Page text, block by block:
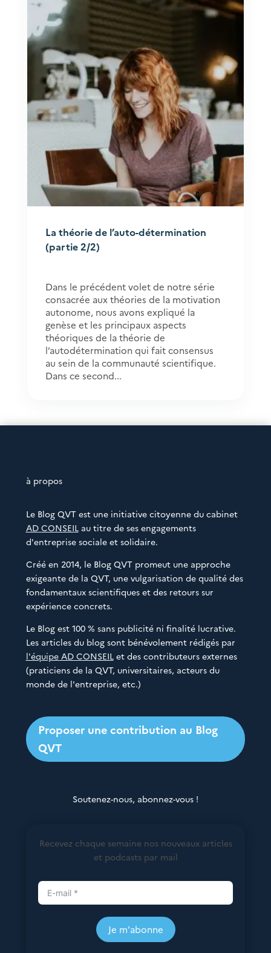
La théorie de l’auto-détermination
(partie 2/2)
Dans le précédent volet de notre série
consacrée aux théories de la motivation
autonome, nous avons expliqué la
genèse et les principaux aspects
théoriques de la théorie de
l’autodétermination qui fait consensus
au sein de la communauté scientifique.
Dans ce second...
à propos
Le Blog QVT est une initiative citoyenne du cabinet
AD CONSEILau titre de ses engagements
d'entreprise sociale et solidaire.
Créé en 2014, le Blog QVT promeut une approche
exigeante de la QVT, une vulgarisation de qualité des
fondamentaux scientifiques et des retours sur
expérience concrets.
Le Blog est 100 % sans publicité ni finalité lucrative.
Les articles du blog sont bénévolement rédigés par
l'équipe AD CONSEILet des contributeurs externes
(praticiens de la QVT, universitaires, acteurs du
monde de l'entreprise, etc.)
Proposer une contribution au Blog
QVT
Soutenez-nous, abonnez-vous !
Recevez chaque semaine nos nouveaux articles
et podcasts par mail
Je m'abonne